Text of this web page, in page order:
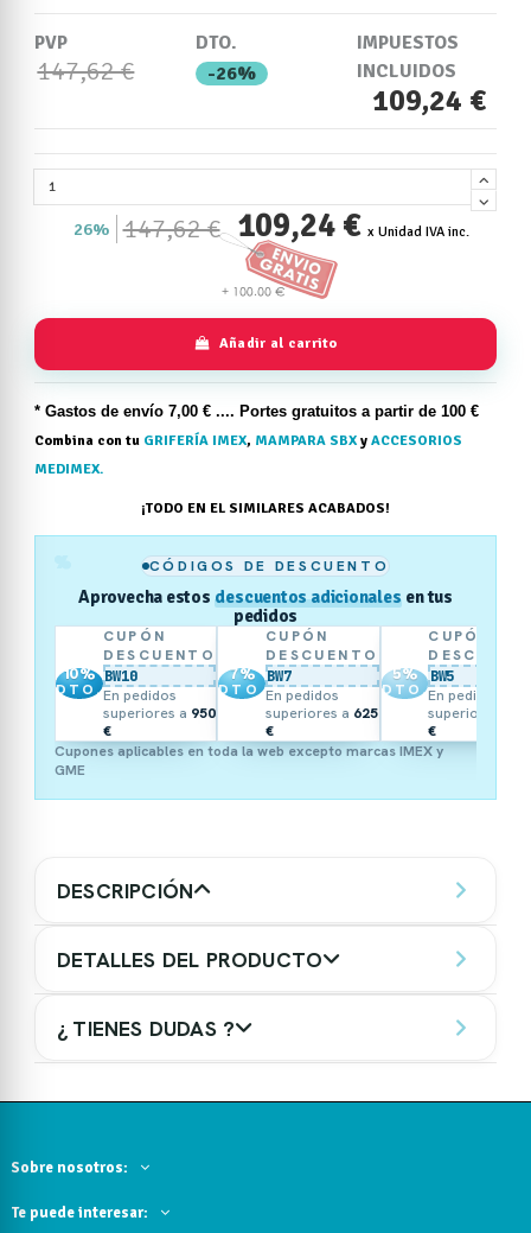
PVP
147,62 €
DTO.
-26%
IMPUESTOS
INCLUIDOS
109,24 €
26% 147,62 € 109,24 € x Unidad IVA inc.
Añadir al carrito
* Gastos de envío 7,00 € .... Portes gratuitos a partir de 100 €
Combina con tu GRIFERÍA IMEX, MAMPARA SBX y ACCESORIOS
MEDIMEX.
¡TODO EN EL SIMILARES ACABADOS!
CÓDIGOS DE DESCUENTO
Aprovecha estos descuentos adicionales en tus
pedidos
10%
DTO.
CUPÓN
DESCUENTO
BW10
En pedidos
superiores a 950
€
7%
DTO.
CUPÓN
DESCUENTO
BW7
En pedidos
superiores a 625
€
5%
DTO.
CUPÓN
BW5
En pedidos
superiores a
€
Cupones aplicables en toda la web excepto marcas IMEX y
GME
DESCRIPCIÓN
DETALLES DEL PRODUCTO
¿ TIENES DUDAS ?
Sobre nosotros:
Te puede interesar: